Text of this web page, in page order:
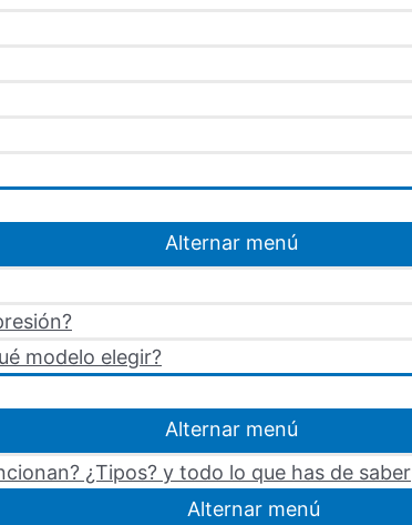
Alternar menú
modelo elegir?
Alternar menú
¿Tipos? y todo lo que has de saber
Alternar menú